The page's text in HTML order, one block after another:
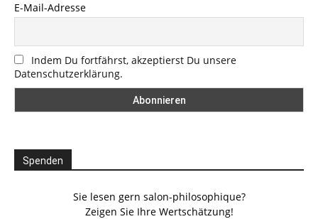
E-Mail-Adresse
Indem Du fortfährst, akzeptierst Du unsere
Datenschutzerklärung.
Spenden
Sie lesen gern salon-philosophique?
Zeigen Sie Ihre Wertschätzung!